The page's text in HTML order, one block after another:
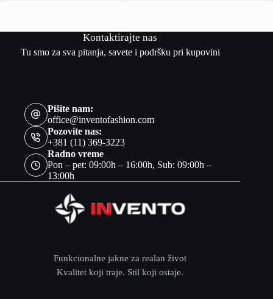
Kontaktirajte nas
Tu smo za sva pitanja, savete i podršku pri kupovini
Pišite nam:
office@inventofashion.com
Pozovite nas:
+381 (11) 369-3223
Radno vreme
Pon – pet: 09:00h – 16:00h, Sub: 09:00h –
13:00h
Funkcionalne jakne za realan život
Kvalitet koji traje. Stil koji ostaje.